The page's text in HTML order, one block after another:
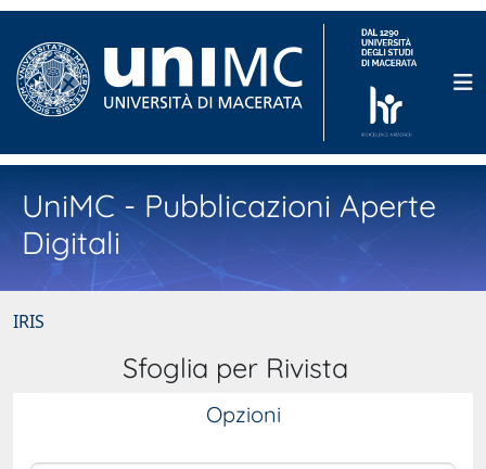
UniMC - Pubblicazioni Aperte
Digitali
IRIS
Sfoglia per Rivista
Opzioni